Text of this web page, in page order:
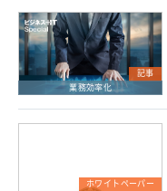
記事
業務効率化
ホワイトペーパー